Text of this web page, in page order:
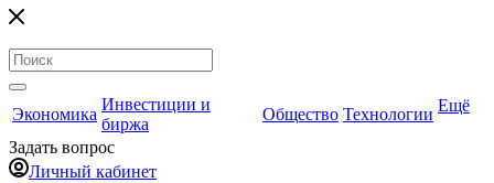
Экономика
Инвестиции и
биржа
Общество Технологии Ещё
Задать вопрос
Личный кабинет